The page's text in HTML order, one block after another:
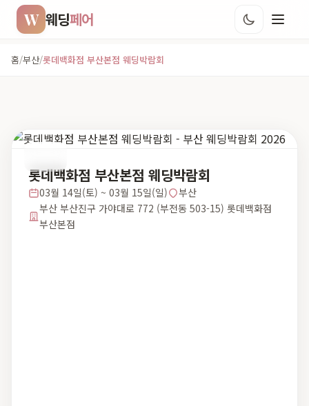
W 웨딩페어
홈/부산/롯데백화점 부산본점 웨딩박람회
롯데백화점 부산본점 웨딩박람회
03월 14일(토) ~ 03월 15일(일)
부산
부산 부산진구 가야대로 772 (부전동 503-15) 롯데백화점
부산본점